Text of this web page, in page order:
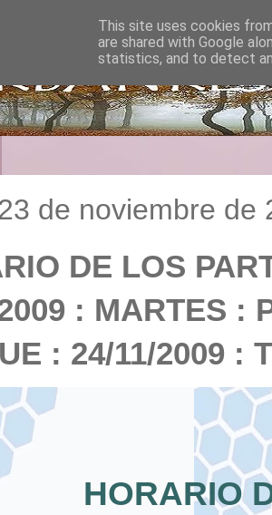
de noviembre de
DE LOS
: MARTES :
: 24/11/2009 :
HORARIO
This site uses cookies
are shared with Google
statistics, and to detect